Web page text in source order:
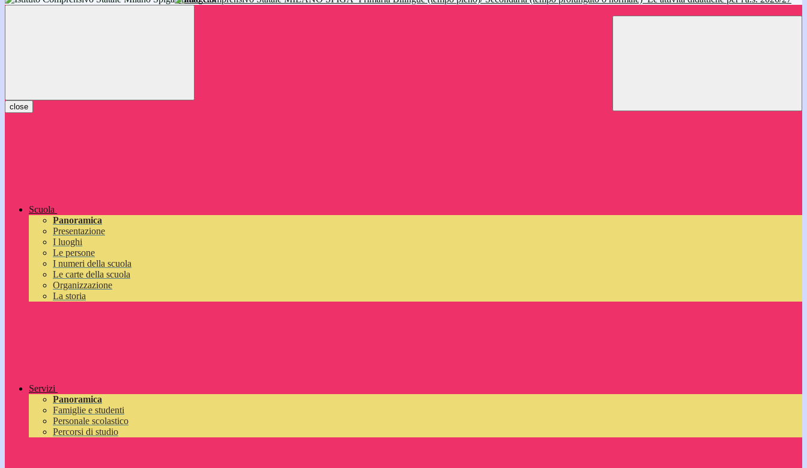
inizieranno il 14 settembre 2026: vi aspettiamo!
close
Scuola
Panoramica
Presentazione
I luoghi
Le persone
I numeri della scuola
Le carte della scuola
Organizzazione
La storia
Servizi
Panoramica
Famiglie e studenti
Personale scolastico
Percorsi di studio